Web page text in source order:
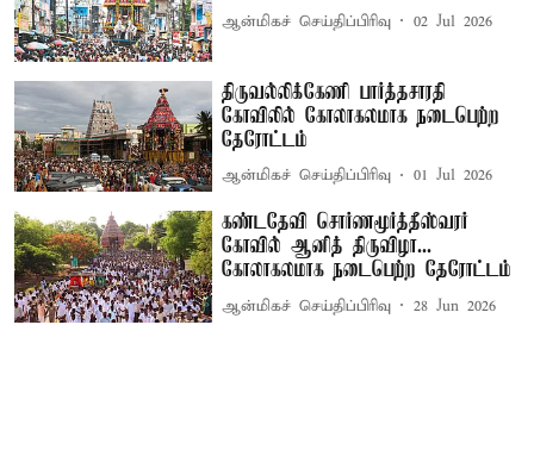
ஆன்மிகச் செய்திப்பிரிவு 02 Jul 2026
திருவல்லிக்கேணி பார்த்தசாரதி
கோவிலில் கோலாகலமாக நடைபெற்ற
தேரோட்டம்
ஆன்மிகச் செய்திப்பிரிவு 01 Jul 2026
கண்டதேவி சொர்ணமூர்த்தீஸ்வரர்
கோவில் ஆனித் திருவிழா...
கோலாகலமாக நடைபெற்ற தேரோட்டம்
ஆன்மிகச் செய்திப்பிரிவு 28 Jun 2026